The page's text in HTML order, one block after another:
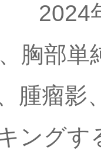
2024
胸部単
腫瘤影
ングす